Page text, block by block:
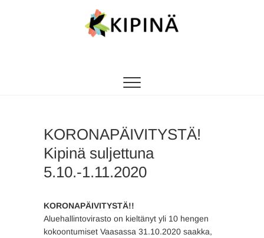
KORONAPÄIVITYSTÄ!
Kipinä suljettuna
5.10.-1.11.2020
KORONAPÄIVITYSTÄ!!
Aluehallintovirasto on kieltänyt yli 10 hengen
kokoontumiset Vaasassa 31.10.2020 saakka,